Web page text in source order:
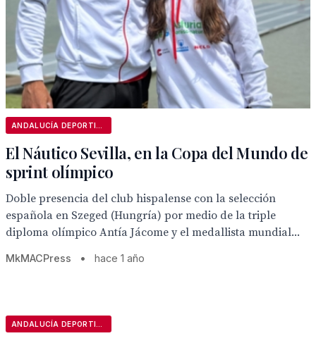
El Náutico Sevilla, en la Copa del Mundo de
sprint olímpico
Doble presencia del club hispalense con la selección
española en Szeged (Hungría) por medio de la triple
diploma olímpico Antía Jácome y el medallista mundial...
MkMACPress • hace 1 año